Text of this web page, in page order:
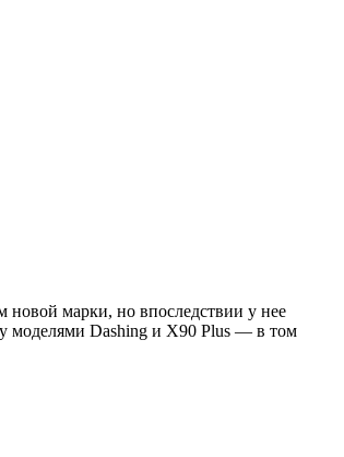
новой марки, но впоследствии у нее
моделями Dashing и X90 Plus — в том